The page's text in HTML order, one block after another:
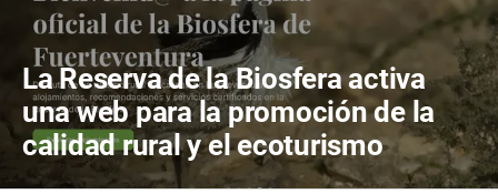
La Reserva de la Biosfera activa
una web para la promoción de la
calidad rural y el ecoturismo